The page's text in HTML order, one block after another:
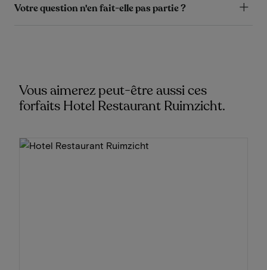
Votre question n'en fait-elle pas partie ?
Vous aimerez peut-être aussi ces
forfaits Hotel Restaurant Ruimzicht.